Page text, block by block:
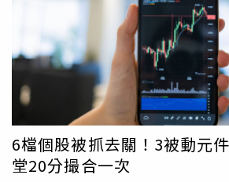
6檔個股被抓去關！3被動元
堂20分撮合一次